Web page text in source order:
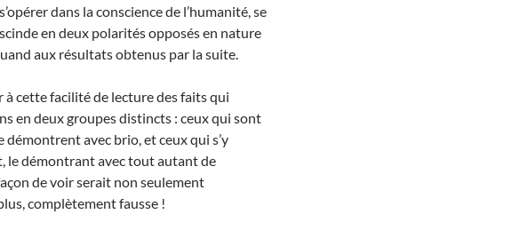
s’opérer dans la conscience de l’humanité, se
scinde en deux polarités opposés en nature
aux résultats obtenus par la suite.
cette facilité de lecture des faits qui
en deux groupes distincts : ceux qui sont
démontrent avec brio, et ceux qui s’y
le démontrant avec tout autant de
de voir serait non seulement
complètement fausse !